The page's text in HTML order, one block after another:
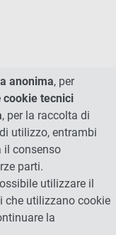
anonima, per
cookie tecnici
, per la raccolta di
utilizzo, entrambi
il consenso
parti.
utilizzare il
che utilizzano cookie
la